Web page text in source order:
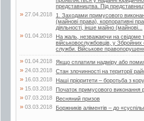
представництва. Під
» 27.04.2018
1. Заходами примусового
(майнові права), корпоративні
діяльності, інше майно (майнові...
» 01.04.2018
На жаль, незважаючи на свідоме
військовослужбовців, у
служби. Військове
» 01.04.2018 Якщо сплатили надміру або
» 24.03.2018 Стан злочинності на території
» 16.03.2018 Наші пріоритети – боротьба з
» 15.03.2018 Початок примусового виконання
» 07.03.2018 Весняний призов
» 03.03.2018 Боржників аліментів – до